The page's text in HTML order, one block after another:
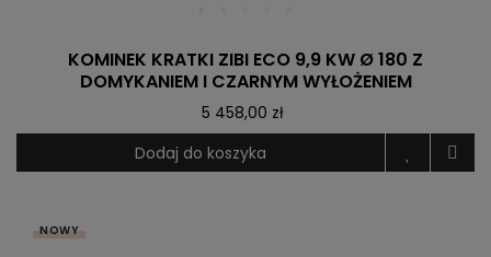
KOMINEK KRATKI ZIBI ECO 9,9 KW Ø 180 Z
DOMYKANIEM I CZARNYM WYŁOŻENIEM
5 458,00 zł
Dodaj do koszyka
NOWY